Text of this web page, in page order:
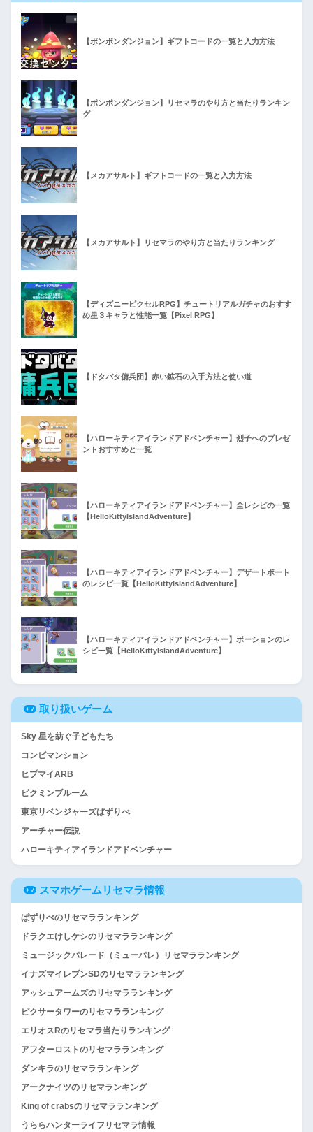
【ポンポンダンジョン】ギフトコードの一覧と入力方法
【ポンポンダンジョン】リセマラのやり方と当たりランキン
グ
【メカアサルト】ギフトコードの一覧と入力方法
【メカアサルト】リセマラのやり方と当たりランキング
【ディズニーピクセルRPG】チュートリアルガチャのおすす
め星３キャラと性能一覧【Pixel RPG】
【ドタバタ傭兵団】赤い鉱石の入手方法と使い道
【ハローキティアイランドアドベンチャー】烈子へのプレゼ
ントおすすめと一覧
【ハローキティアイランドアドベンチャー】全レシピの一覧
【HelloKittyIslandAdventure】
【ハローキティアイランドアドベンチャー】デザートボート
のレシピ一覧【HelloKittyIslandAdventure】
【ハローキティアイランドアドベンチャー】ポーションのレ
シピ一覧【HelloKittyIslandAdventure】
取り扱いゲーム
Sky 星を紡ぐ子どもたち
コンビマンション
ヒプマイARB
ピクミンブルーム
東京リベンジャーズぱずりべ
アーチャー伝説
ハローキティアイランドアドベンチャー
スマホゲームリセマラ情報
ぱずりべのリセマラランキング
ドラクエけしケシのリセマラランキング
ミュージックパレード（ミューパレ）リセマラランキング
イナズマイレブンSDのリセマラランキング
アッシュアームズのリセマラランキング
ピクサータワーのリセマラランキング
エリオスRのリセマラ当たりランキング
アフターロストのリセマラランキング
ダンキラのリセマラランキング
アークナイツのリセマランキング
King of crabsのリセマラランキング
うららハンターライフリセマラ情報